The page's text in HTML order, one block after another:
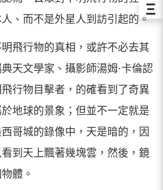
、而不是外星人到訪引起的。
飛行物的真相，或許不必去其
天文學家、攝影師湯姆·卡倫認
行物目擊者，的確看到了奇異
地球的景象；但並不一定就是
哥城的錄像中，天是暗的，因
到天上飄著幾塊雲，然後，鏡
體。
Ξ